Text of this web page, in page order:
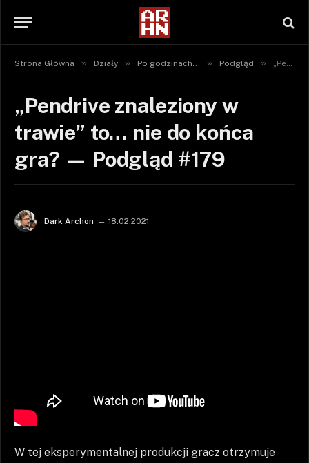
Strona Główna » Działy » Po godzinach... » Podgląd » „Pendrive znaleziony w trawie” to… nie do końca gra? — Podgląd #179
„Pendrive znaleziony w
trawie” to… nie do końca
gra? — Podgląd #179
Dark Archon 18.02.2021
W tej eksperymentalnej produkcji gracz otrzymuje